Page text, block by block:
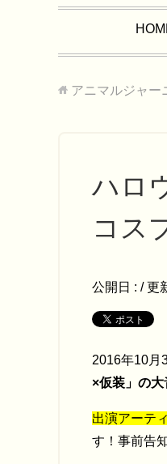
アニマルジャー
ハロ
コス
公開日 : / 更
2016年10月
×仮装」の大
出演アーテ
す！事前告